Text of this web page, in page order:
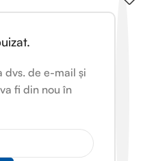
dvs. de e-mail și
fi din nou în